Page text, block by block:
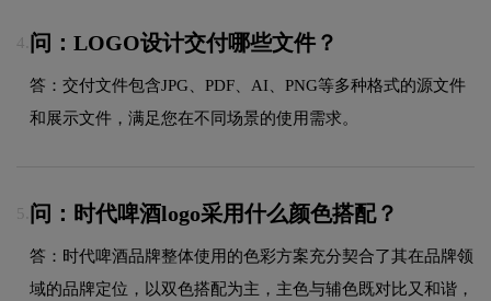
4. 问：LOGO设计交付哪些文件？
答：交付文件包含JPG、PDF、AI、PNG等多种格式的源文件
和展示文件，满足您在不同场景的使用需求。
5. 问：时代啤酒logo采用什么颜色搭配？
答：时代啤酒品牌整体使用的色彩方案充分契合了其在品牌领
域的品牌定位，以双色搭配为主，主色与辅色既对比又和谐，